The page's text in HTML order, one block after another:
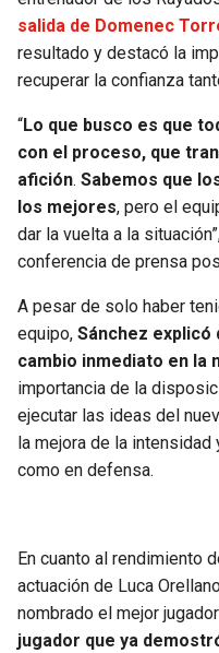
salida de Domenec
resultado y destacó la
recuperar la confianza
“Lo que busco es que
con el proceso, que
afición. Sabemos que
los mejores, pero el
dar la vuelta a la
conferencia de prensa
A pesar de solo haber
equipo, Sánchez
cambio inmediato en la
importancia de la
ejecutar las ideas del
la mejora de la
como en defensa.
En cuanto al rendimiento
actuación de Luca
nombrado el mejor
jugador que ya